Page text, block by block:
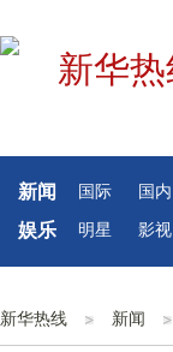
新闻 国际 国内
娱乐 明星 影视
新华热线 新闻